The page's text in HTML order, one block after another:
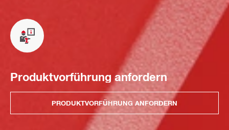
Produktvorführung anfordern
PRODUKTVORFÜHRUNG ANFORDERN